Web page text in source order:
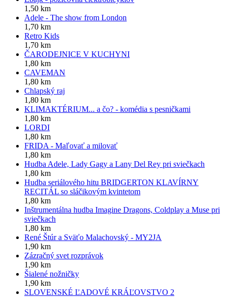
1,50 km
Adele - The show from London
1,70 km
Retro Kids
1,70 km
ČARODEJNICE V KUCHYNI
1,80 km
CAVEMAN
1,80 km
Chlapský raj
1,80 km
KLIMAKTÉRIUM... a čo? - komédia s pesničkami
1,80 km
LORDI
1,80 km
FRIDA - Maľovať a milovať
1,80 km
Hudba Adele, Lady Gagy a Lany Del Rey pri sviečkach
1,80 km
Hudba seriálového hitu BRIDGERTON KLAVÍRNY
RECITÁL so sláčikovým kvintetom
1,80 km
Inštrumentálna hudba Imagine Dragons, Coldplay a Muse pri
sviečkach
1,80 km
René Štúr a Sväťo Malachovský - MY2JA
1,90 km
Zázračný svet rozprávok
1,90 km
Šialené nožničky
1,90 km
SLOVENSKÉ ĽADOVÉ KRÁĽOVSTVO 2